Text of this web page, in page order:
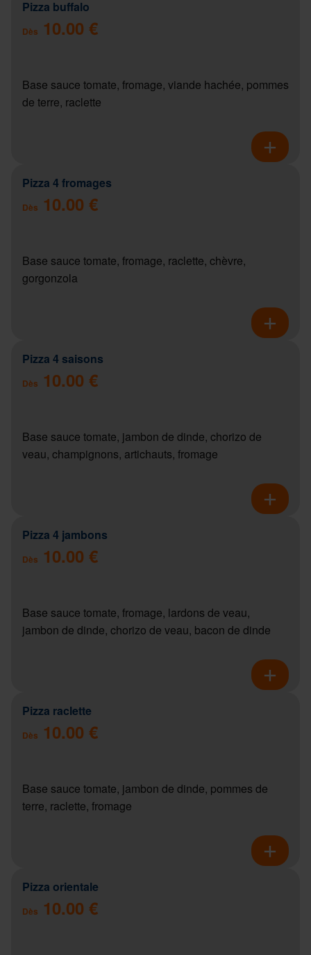
Pizza buffalo
Dès 10.00 €
Base sauce tomate, fromage, viande hachée, pommes
de terre, raclette
Pizza 4 fromages
Dès 10.00 €
Base sauce tomate, fromage, raclette, chèvre,
gorgonzola
Pizza 4 saisons
Dès 10.00 €
Base sauce tomate, jambon de dinde, chorizo de
veau, champignons, artichauts, fromage
Pizza 4 jambons
Dès 10.00 €
Base sauce tomate, fromage, lardons de veau,
jambon de dinde, chorizo de veau, bacon de dinde
Pizza raclette
Dès 10.00 €
Base sauce tomate, jambon de dinde, pommes de
terre, raclette, fromage
Pizza orientale
Dès 10.00 €